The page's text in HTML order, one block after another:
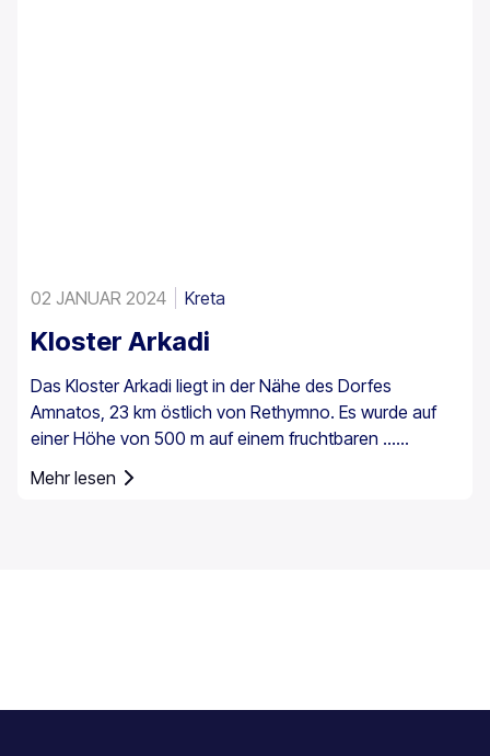
02 JANUAR 2024 Kreta
Kloster Arkadi
Das Kloster Arkadi liegt in der Nähe des Dorfes
Amnatos, 23 km östlich von Rethymno. Es wurde auf
einer Höhe von 500 m auf einem fruchtbaren ...
Mehr lesen